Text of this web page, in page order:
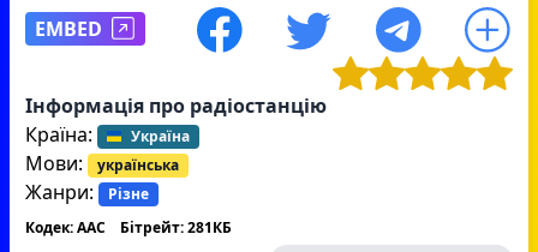
EMBED
Інформація про радіостанцію
Країна:
Україна
Мови: українська
Жанри:
Різне
Кодек: AAC
Бітрейт: 281КБ